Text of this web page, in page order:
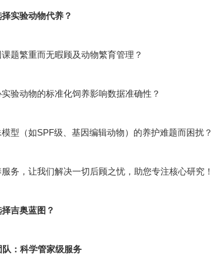
实验动物代养？
题繁重而无暇顾及动物繁育管理？
验动物的标准化饲养影响数据准确性？
型（如SPF级、基因编辑动物）的养护难题而困扰？
务，让我们解决一切后顾之忧，助您专注核心研究！
吉奥蓝图？
队：科学管家级服务